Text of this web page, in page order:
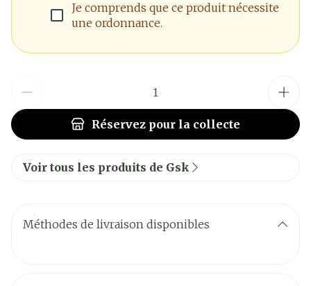
Je comprends que ce produit nécessite
une ordonnance.
Réservez pour la collecte
Voir tous les produits de Gsk
Méthodes de livraison disponibles